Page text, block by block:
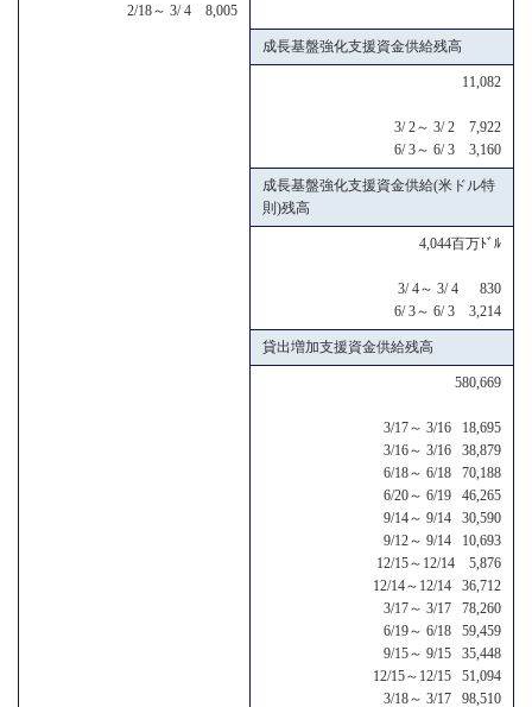
2/18～ 3/ 4 8,005
成長基盤強化支援資金供給残高
11,082
3/ 2～ 3/ 2 7,922
6/ 3～ 6/ 3 3,160
成長基盤強化支援資金供給(米ドル特
則)残高
4,044百万ﾄﾞﾙ
3/ 4～ 3/ 4 830
6/ 3～ 6/ 3 3,214
貸出増加支援資金供給残高
580,669
3/17～ 3/16 18,695
3/16～ 3/16 38,879
6/18～ 6/18 70,188
6/20～ 6/19 46,265
9/14～ 9/14 30,590
9/12～ 9/14 10,693
12/15～12/14 5,876
12/14～12/14 36,712
3/17～ 3/17 78,260
6/19～ 6/18 59,459
9/15～ 9/15 35,448
12/15～12/15 51,094
3/18～ 3/17 98,510